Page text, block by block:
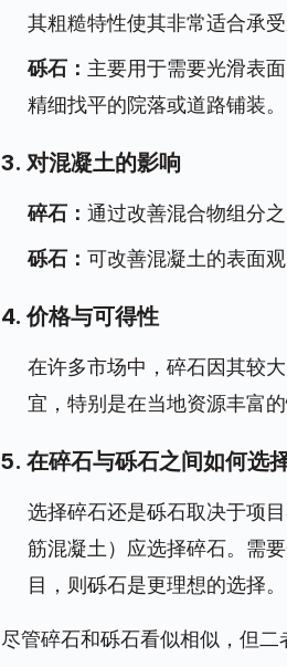
其粗糙特性使其非常适合承
砾石： 主要用于需要光滑表
精细找平的院落或道路铺装。
3. 对混凝土的影响
碎石： 通过改善混合物组分
砾石： 可改善混凝土的表面
4. 价格与可得性
在许多市场中，碎石因其较
宜，特别是在当地资源丰富的
5. 在碎石与砾石之间如何选
选择碎石还是砾石取决于项
筋混凝土）应选择碎石。需
目，则砾石是更理想的选择。
尽管碎石和砾石看似相似，但二